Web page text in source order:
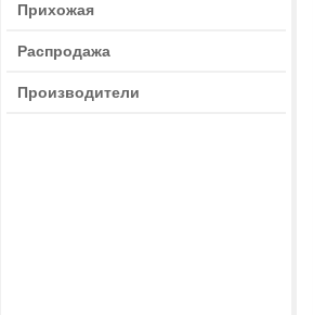
Прихожая
Распродажа
Производители